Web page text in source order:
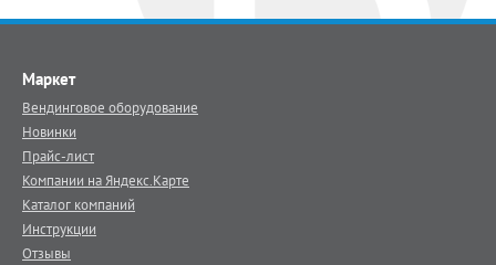
Маркет
Вендинговое оборудование
Новинки
Прайс-лист
Компании на Яндекс.Карте
Каталог компаний
Инструкции
Отзывы